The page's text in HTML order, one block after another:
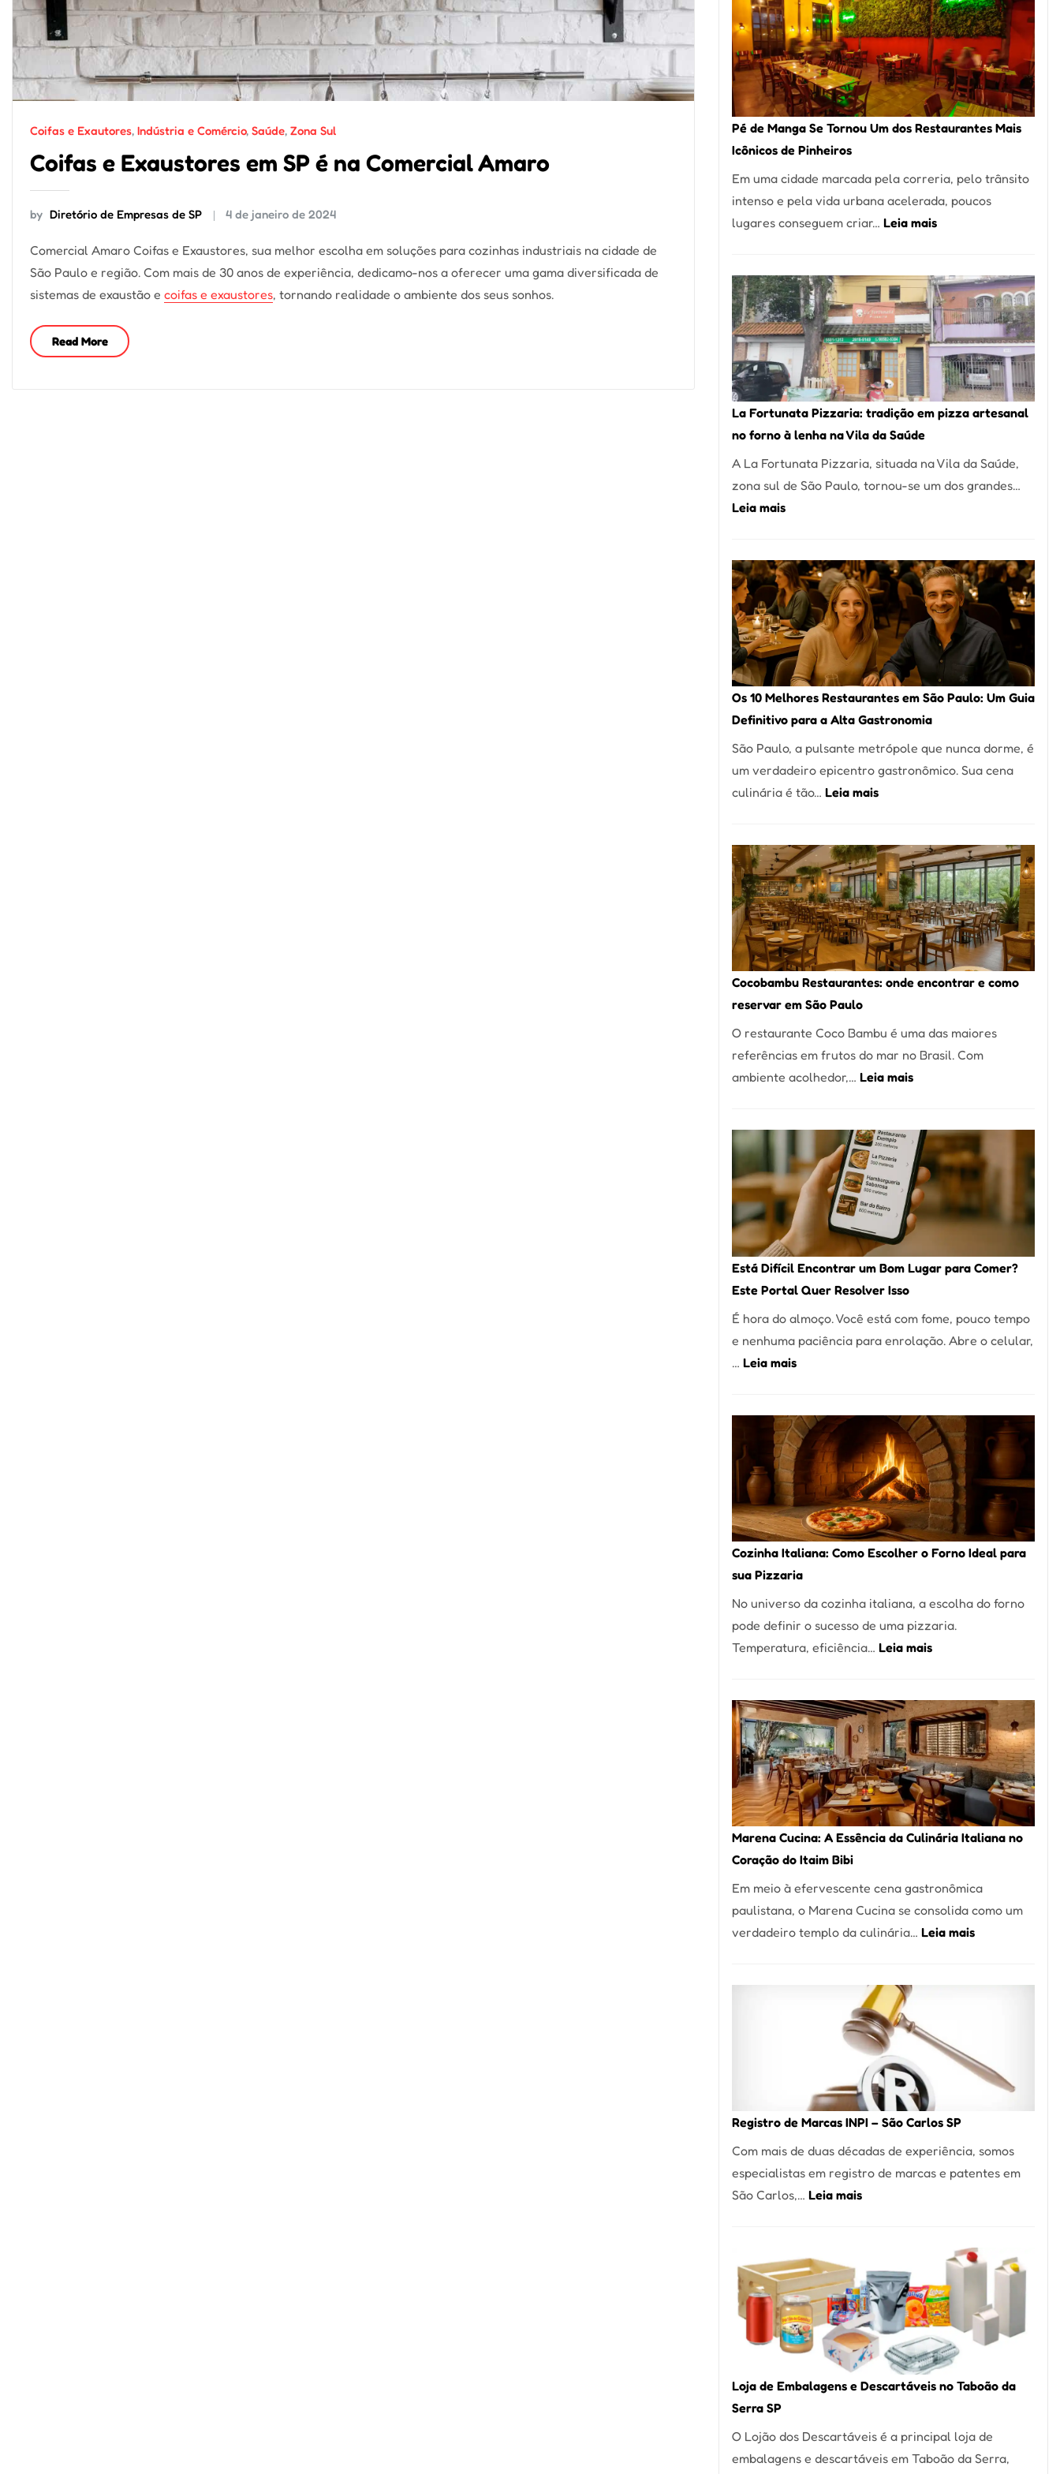
Coifas e Exautores, Indústria e Comércio, Saúde, Zona Sul
Coifas e Exaustores em SP é na Comercial Amaro
by Diretório de Empresas de SP 4 de janeiro de 2024
Comercial Amaro Coifas e Exaustores, sua melhor escolha em soluções para cozinhas industriais na cidade de
São Paulo e região. Com mais de 30 anos de experiência, dedicamo-nos a oferecer uma gama diversificada de
sistemas de exaustão e coifas e exaustores, tornando realidade o ambiente dos seus sonhos.
Read More
Pé de Manga Se Tornou Um dos Restaurantes Mais
Icônicos de Pinheiros
Em uma cidade marcada pela correria, pelo trânsito
intenso e pela vida urbana acelerada, poucos
lugares conseguem criar… Leia mais:
Manga
Se
Tornou
Um
dos
Restaurantes
Mais
de
Pinheiros
La Fortunata Pizzaria: tradição em pizza artesanal
no forno à lenha na Vila da Saúde
A La Fortunata Pizzaria, situada na Vila da Saúde,
zona sul de São Paulo, tornou-se um dos grandes…
Leia mais:
Pizzaria:
tradição
em
pizza
artesanal
no
forno
à
lenha
na
Vila
Os 10 Melhores Restaurantes em São Paulo: Um Guia
Definitivo para a Alta Gastronomia
São Paulo, a pulsante metrópole que nunca dorme, é
um verdadeiro epicentro gastronômico. Sua cena
culinária é tão… Leia mais:
Melhores
Restaurantes
em
São
Paulo:
Um
Guia
para
a
Alta
Cocobambu Restaurantes: onde encontrar e como
reservar em São Paulo
O restaurante Coco Bambu é uma das maiores
referências em frutos do mar no Brasil. Com
ambiente acolhedor,… Leia mais:
onde
encontrar
e
como
reservar
em
São
Está Difícil Encontrar um Bom Lugar para Comer?
Este Portal Quer Resolver Isso
É hora do almoço. Você está com fome, pouco tempo
e nenhuma paciência para enrolação. Abre o celular,
… Leia mais:
Encontrar
um
Bom
Lugar
para
Comer?
Este
Portal
Quer
Resolver
Isso
Cozinha Italiana: Como Escolher o Forno Ideal para
sua Pizzaria
No universo da cozinha italiana, a escolha do forno
pode definir o sucesso de uma pizzaria.
Temperatura, eficiência… Leia mais:
Como
Escolher
o
Forno
Ideal
para
sua
Marena Cucina: A Essência da Culinária Italiana no
Coração do Itaim Bibi
Em meio à efervescente cena gastronômica
paulistana, o Marena Cucina se consolida como um
verdadeiro templo da culinária… Leia mais:
Culinária
Italiana
do
Itaim
Registro de Marcas INPI – São Carlos SP
Com mais de duas décadas de experiência, somos
especialistas em registro de marcas e patentes em
São Carlos,… Leia mais:
INPI
–
São
Carlos
SP
Loja de Embalagens e Descartáveis no Taboão da
Serra SP
O Lojão dos Descartáveis é a principal loja de
embalagens e descartáveis em Taboão da Serra,